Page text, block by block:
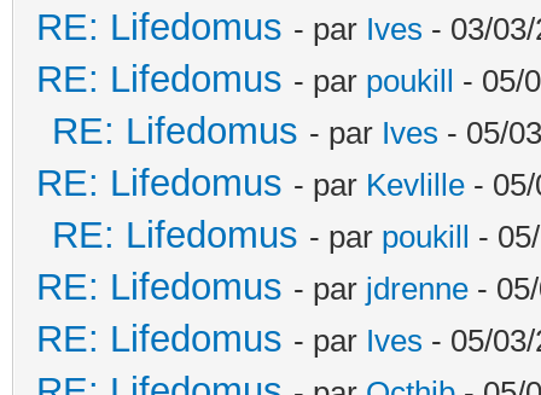
RE: Lifedomus - par Ives - 03/
RE: Lifedomus - par poukill - 05/
RE: Lifedomus - par Ives - 05/
RE: Lifedomus - par Kevlille -
RE: Lifedomus - par poukill -
RE: Lifedomus - par jdrenne -
RE: Lifedomus - par Ives - 05/